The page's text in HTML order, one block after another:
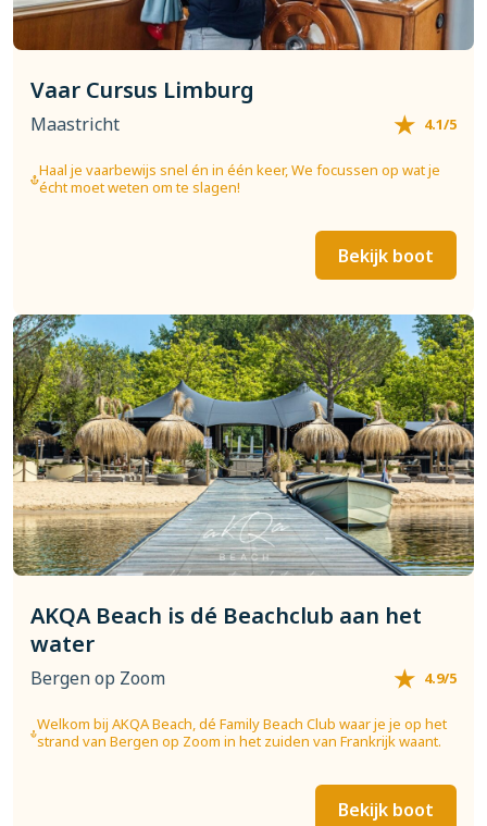
Vaar Cursus Limburg
Maastricht 4.1/5
Haal je vaarbewijs snel én in één keer, We focussen op wat je
écht moet weten om te slagen!
Bekijk boot
AKQA Beach is dé Beachclub aan het
water
Bergen op Zoom 4.9/5
Welkom bij AKQA Beach, dé Family Beach Club waar je je op het
strand van Bergen op Zoom in het zuiden van Frankrijk waant.
Bekijk boot